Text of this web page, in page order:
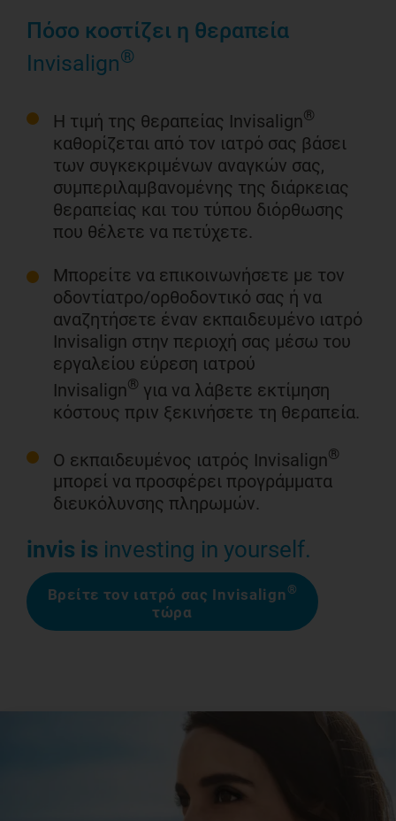
Πόσο κοστίζει η θεραπεία
Invisalign®
Η τιμή της θεραπείας Invisalign®
καθορίζεται από τον ιατρό σας βάσει
των συγκεκριμένων αναγκών σας,
συμπεριλαμβανομένης της διάρκειας
θεραπείας και του τύπου διόρθωσης
που θέλετε να πετύχετε.
Μπορείτε να επικοινωνήσετε με τον
οδοντίατρο/ορθοδοντικό σας ή να
αναζητήσετε έναν εκπαιδευμένο ιατρό
Invisalign στην περιοχή σας μέσω του
εργαλείου εύρεση ιατρού
Invisalign® για να λάβετε εκτίμηση
κόστους πριν ξεκινήσετε τη θεραπεία.
Ο εκπαιδευμένος ιατρός Invisalign®
μπορεί να προσφέρει προγράμματα
διευκόλυνσης πληρωμών.
invis is investing in yourself.
Βρείτε τον ιατρό σας Invisalign®
τώρα